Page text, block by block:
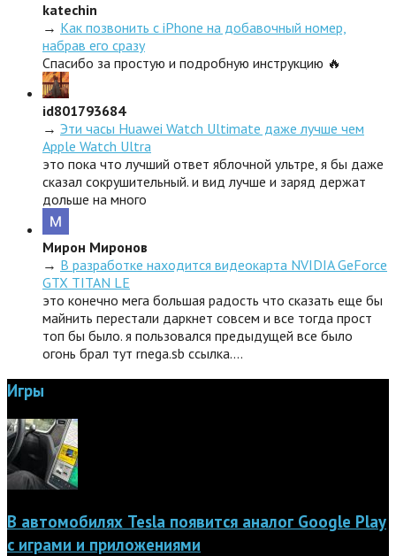
katechin
→ Как позвонить с iPhone на добавочный номер,
набрав его сразу
Спасибо за простую и подробную инструкцию 🔥
id801793684
→ Эти часы Huawei Watch Ultimate даже лучше чем
Apple Watch Ultra
это пока что лучший ответ яблочной ультре, я бы даже
сказал сокрушительный. и вид лучше и заряд держат
дольше на много
Мирон Миронов
→ В разработке находится видеокарта NVIDIA GeForce
GTX TITAN LE
это конечно мега большая радость что сказать еще бы
майнить перестали даркнет совсем и все тогда прост
топ бы было. я пользовался предыдущей все было
огонь брал тут rnega.sb ссылка.…
Игры
В автомобилях Tesla появится аналог Google Play
с играми и приложениями